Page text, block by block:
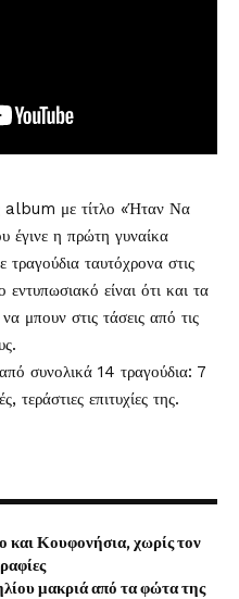
album με τίτλο «Ήταν Να
έγινε η πρώτη γυναίκα
τραγούδια ταυτόχρονα στις
είναι ότι και τα
μπουν στις τάσεις από τις
συνολικά 14 τραγούδια: 7
τεράστιες επιτυχίες της.
και Κουφονήσια, χωρίς τον
μακριά από τα φώτα της